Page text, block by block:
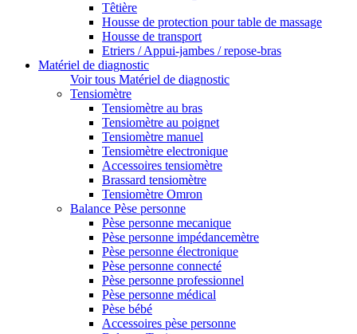
Têtière
Housse de protection pour table de massage
Housse de transport
Etriers / Appui-jambes / repose-bras
Matériel de diagnostic
Voir tous Matériel de diagnostic
Tensiomètre
Tensiomètre au bras
Tensiomètre au poignet
Tensiomètre manuel
Tensiomètre electronique
Accessoires tensiomètre
Brassard tensiomètre
Tensiomètre Omron
Balance Pèse personne
Pèse personne mecanique
Pèse personne impédancemètre
Pèse personne électronique
Pèse personne connecté
Pèse personne professionnel
Pèse personne médical
Pèse bébé
Accessoires pèse personne